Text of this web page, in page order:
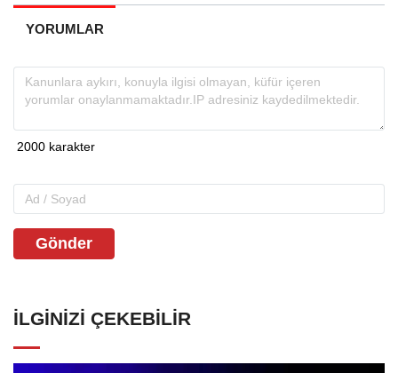
YORUMLAR
Gönder
İLGINIZI ÇEKEBILIR